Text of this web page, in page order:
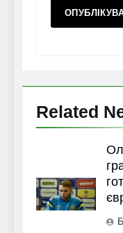
Related